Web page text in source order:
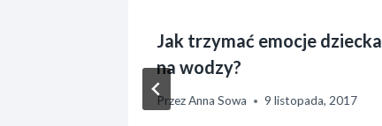
Jak trzymać emocje dziecka
na wodzy?
PrzezAnna Sowa 9 listopada, 2017